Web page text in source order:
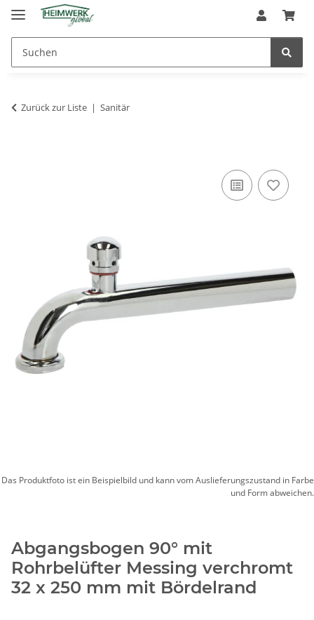
Zurück zur Liste Sanitär
Das Produktfoto ist ein Beispielbild und kann vom Auslieferungszustand in Farbe
und Form abweichen.
Abgangsbogen 90° mit
Rohrbelüfter Messing verchromt
32 x 250 mm mit Bördelrand